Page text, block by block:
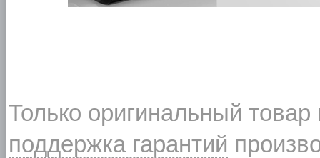
Только оригинальный
поддержка гарантий